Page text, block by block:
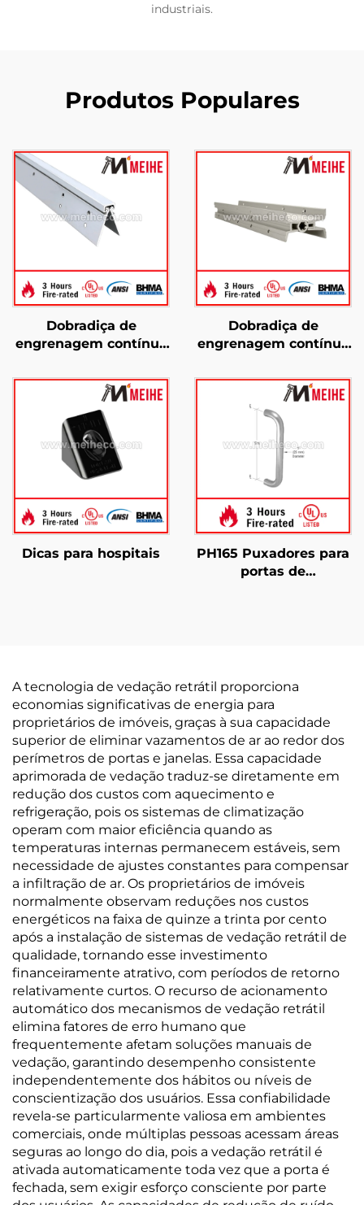
industriais.
Produtos Populares
Dobradiça de
engrenagem contínua
serviço pesado YHG011
Dobradiça de
engrenagem contínua
duplo
Dicas para hospitais
PH165 Puxadores para
portas de
A tecnologia de vedação retrátil proporciona
economias significativas de energia para
proprietários de imóveis, graças à sua capacidade
superior de eliminar vazamentos de ar ao redor dos
perímetros de portas e janelas. Essa capacidade
aprimorada de vedação traduz-se diretamente em
redução dos custos com aquecimento e
refrigeração, pois os sistemas de climatização
operam com maior eficiência quando as
temperaturas internas permanecem estáveis, sem
necessidade de ajustes constantes para compensar
a infiltração de ar. Os proprietários de imóveis
normalmente observam reduções nos custos
energéticos na faixa de quinze a trinta por cento
após a instalação de sistemas de vedação retrátil de
qualidade, tornando esse investimento
financeiramente atrativo, com períodos de retorno
relativamente curtos. O recurso de acionamento
automático dos mecanismos de vedação retrátil
elimina fatores de erro humano que
frequentemente afetam soluções manuais de
vedação, garantindo desempenho consistente
independentemente dos hábitos ou níveis de
conscientização dos usuários. Essa confiabilidade
revela-se particularmente valiosa em ambientes
comerciais, onde múltiplas pessoas acessam áreas
seguras ao longo do dia, pois a vedação retrátil é
ativada automaticamente toda vez que a porta é
fechada, sem exigir esforço consciente por parte